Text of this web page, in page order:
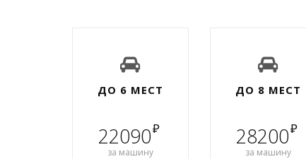
ДО 6 МЕСТ
22090₽
за машину
ДО 8 МЕСТ
28200₽
за машину